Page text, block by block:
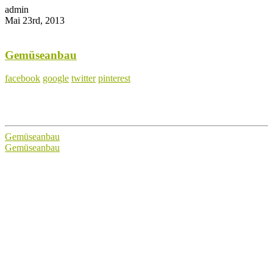
admin
Mai 23rd, 2013
Gemüseanbau
facebook google twitter pinterest
Gemüseanbau
Gemüseanbau